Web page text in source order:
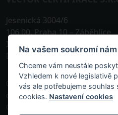
Jesenická 3004/6
106 00,Praha 10– Záběhlice
IČO: 242 25 576
DIČ: CZ24225576
© 2013-2026, VECTOR
osobou zapsanou v
Na vašem soukromí
Chceme vám neustále
Vzhledem k nové legislativě
vás ale potřebujeme
cookies. Nastavení cookies